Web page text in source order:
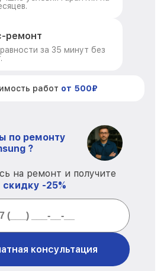
ремонт
за 35 минут без
работ от 500₽
по ремонту
?
на ремонт и получите
скидку -25%
консультация